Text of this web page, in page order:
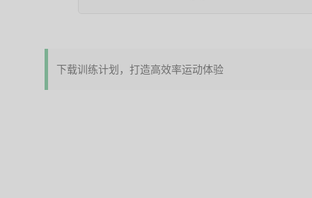
下载训练计划，打造高效率运动体验